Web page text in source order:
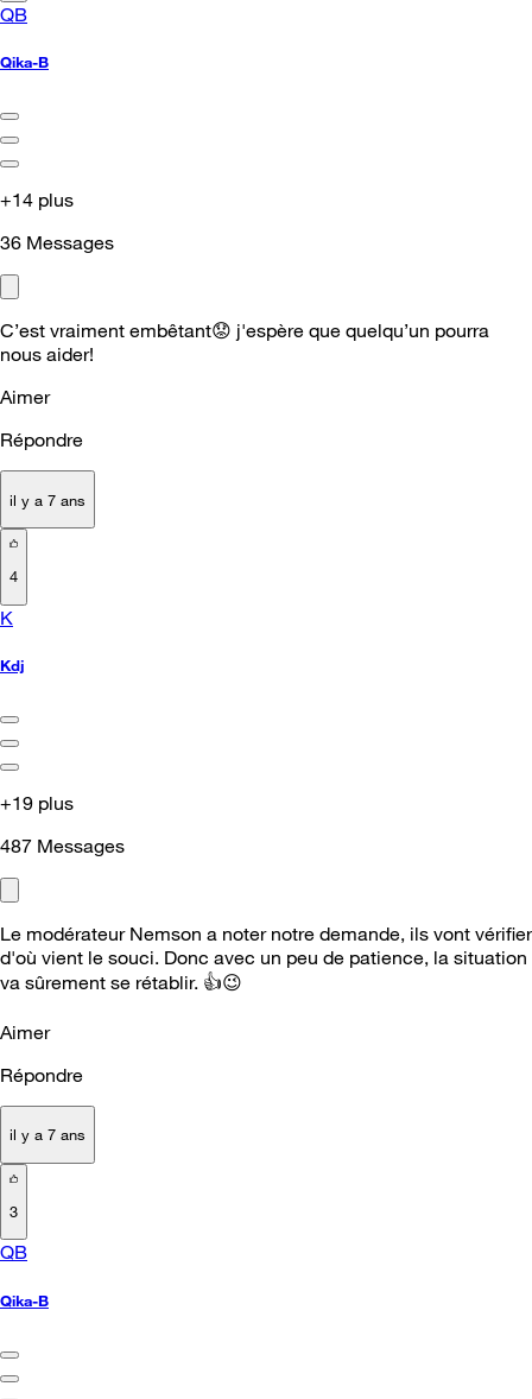
QB
Qika-B
+14 plus
36 Messages
C’est vraiment embêtant😟 j'espère que quelqu’un pourra
nous aider!
Aimer
Répondre
il y a 7 ans
4
K
Kdj
+19 plus
487 Messages
Le modérateur Nemson a noter notre demande, ils vont vérifier
d'où vient le souci. Donc avec un peu de patience, la situation
va sûrement se rétablir. 👍😉
Aimer
Répondre
il y a 7 ans
3
QB
Qika-B